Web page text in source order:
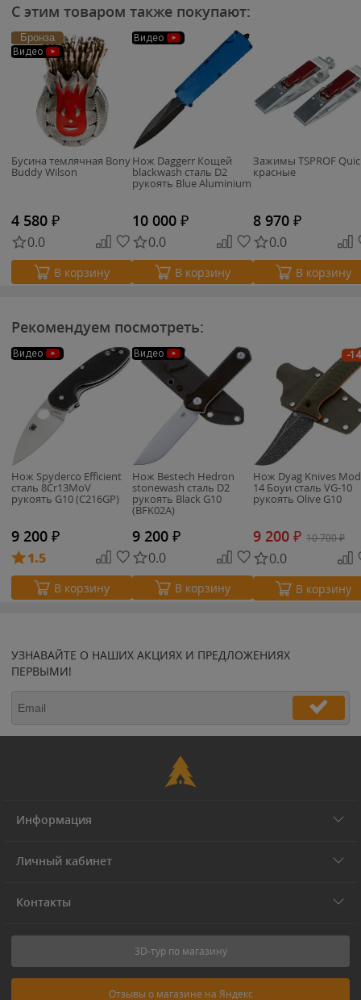
С этим товаром также покупают:
Бронза
Видео
Бусина темлячная Bony
Buddy Wilson
4 580 ₽
0.0
В корзину
Видео
Нож Daggerr Кощей
blackwash сталь D2
рукоять Blue Aluminium
10 000 ₽
0.0
В корзину
Зажимы TSPROF
красные
8 970 ₽
0.0
В корзину
Рекомендуем посмотреть:
Видео
Нож Spyderco Efficient
сталь 8Cr13MoV
рукоять G10 (C216GP)
9 200 ₽
1.5
В корзину
Видео
Нож Bestech Hedron
stonewash сталь D2
рукоять Black G10
(BFK02A)
9 200 ₽
0.0
В корзину
-
Нож Dyag Knives
14 Боуи сталь VG-10
рукоять Olive G10
9 200 ₽ 10 700₽
0.0
В корзину
УЗНАВАЙТЕ О НАШИХ АКЦИЯХ И ПРЕДЛОЖЕНИЯХ
ПЕРВЫМИ!
Информация
Личный кабинет
Контакты
3D-тур по магазину
Отзывы о магазине на Яндекс